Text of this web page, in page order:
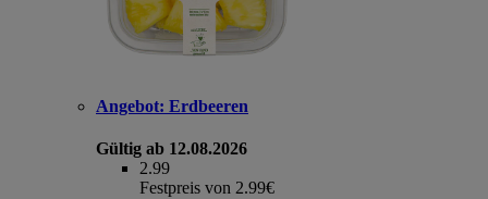
Angebot: Erdbeeren
Gültig ab 12.08.2026
2.99
Festpreis von 2.99€